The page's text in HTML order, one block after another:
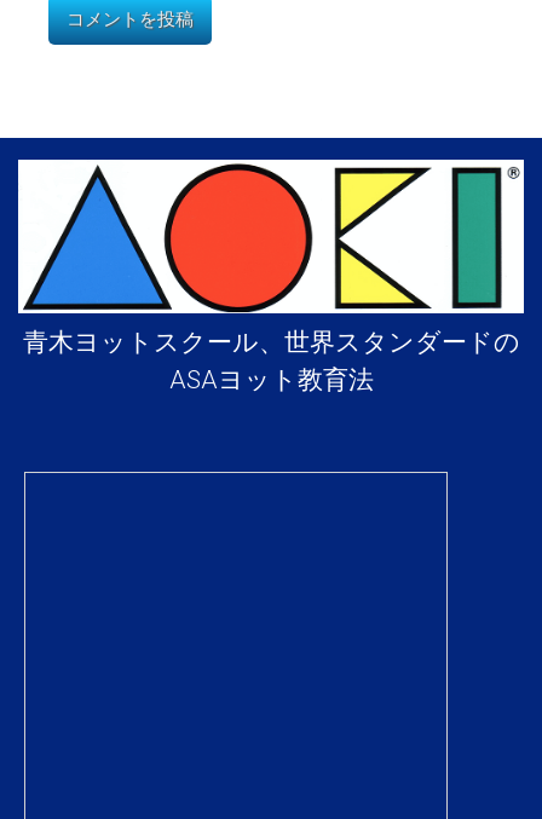
青木ヨットスクール、世界スタンダードの
ASAヨット教育法